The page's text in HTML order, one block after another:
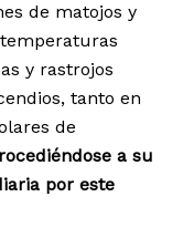
de matojos y
y rastrojos
tanto en
de
a su
por este